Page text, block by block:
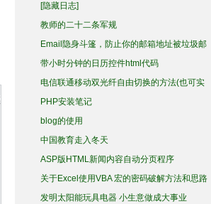
[隐藏日志]
教师的二十二条军规
Email隐身斗篷，防止你的邮箱地址被垃圾邮
件发送...
带小时分钟的日历控件html代码
电信联通移动双光纤自由切换的方法(也可实
现内网和外...
PHP安装笔记
blog的使用
中国教育走入冬天
ASP版HTML新闻内容自动分页程序
关于Excel使用VBA 宏的密码破解方法和思路
发明太阳能玩具电器 小生意做成大事业